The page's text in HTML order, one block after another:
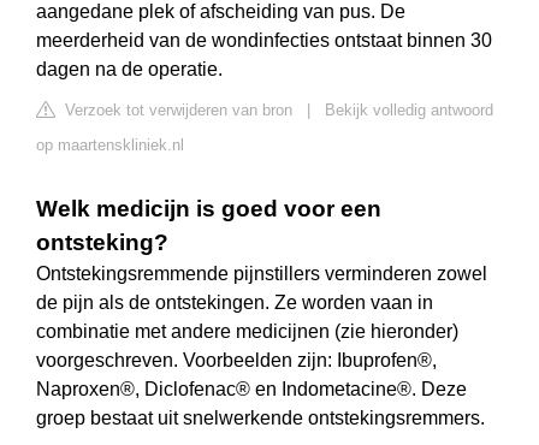
aangedane plek of afscheiding van pus. De
meerderheid van de wondinfecties ontstaat binnen 30
dagen na de operatie.
Verzoek tot verwijderen van bron
Bekijk volledig antwoord
op maartenskliniek.nl
Welk medicijn is goed voor een
ontsteking?
Ontstekingsremmende pijnstillers verminderen zowel
de pijn als de ontstekingen. Ze worden vaan in
combinatie met andere medicijnen (zie hieronder)
voorgeschreven. Voorbeelden zijn: Ibuprofen®,
Naproxen®, Diclofenac® en Indometacine®. Deze
groep bestaat uit snelwerkende ontstekingsremmers.